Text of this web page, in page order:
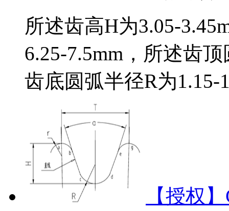
所述齿高H为
6.25‑7.5mm，所述齿
齿底圆弧半径R为
【授权